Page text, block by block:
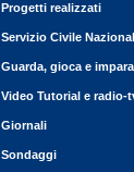
Progetti realizzati
Servizio Civile
Guarda, gioca e impara
Video Tutorial e radio-
Giornali
Sondaggi